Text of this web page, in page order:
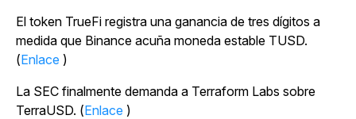
El token TrueFi registra una ganancia de tres dígitos a
medida que Binance acuña moneda estable TUSD.
(Enlace )
La SEC finalmente demanda a Terraform Labs sobre
TerraUSD. (Enlace )